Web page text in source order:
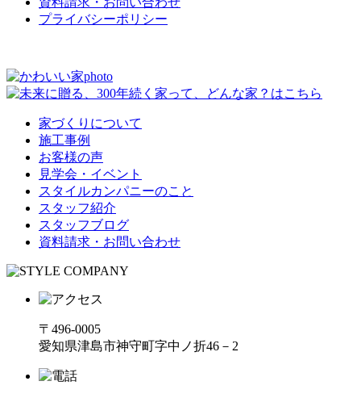
プライバシーポリシー
家づくりについて
施工事例
お客様の声
見学会・イベント
スタイルカンパニーのこと
スタッフ紹介
スタッフブログ
資料請求・お問い合わせ
〒496-0005
愛知県津島市神守町字中ノ折46－2